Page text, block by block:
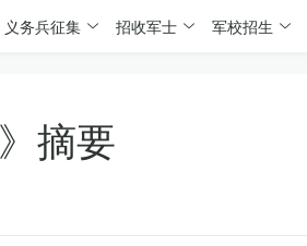
义务兵征集 招收军士 军校招生
摘要